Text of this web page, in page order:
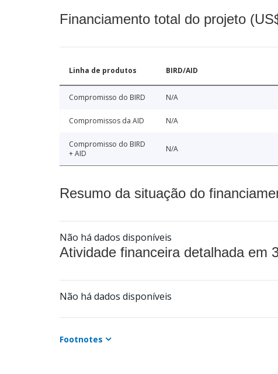
Financiamento total do projeto
Linha de produtos BIRD/AID
Compromisso do BIRD N/A
Compromissos da AID N/A
Compromisso do BIRD
+ AID
N/A
Resumo da situação do
Não há dados disponíveis
Atividade financeira detalhada em
Não há dados disponíveis
Footnotes